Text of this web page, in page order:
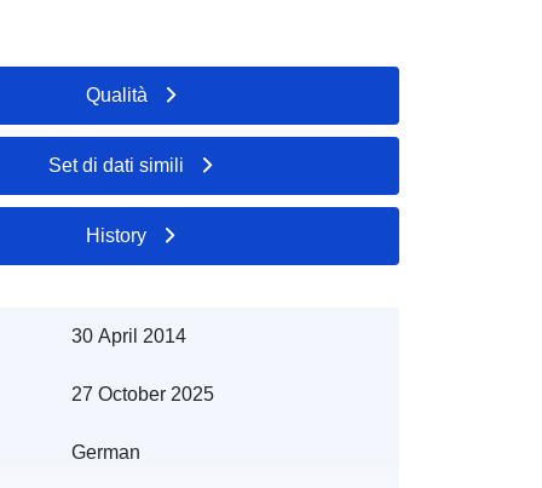
Qualità
Set di dati simili
History
30 April 2014
27 October 2025
German